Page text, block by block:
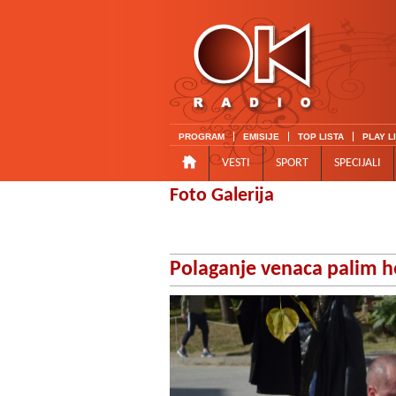
PROGRAM EMISIJE TOP LISTA PLAY
VESTI SPORT SPECIJALI
Foto Galerija
Polaganje venaca palim